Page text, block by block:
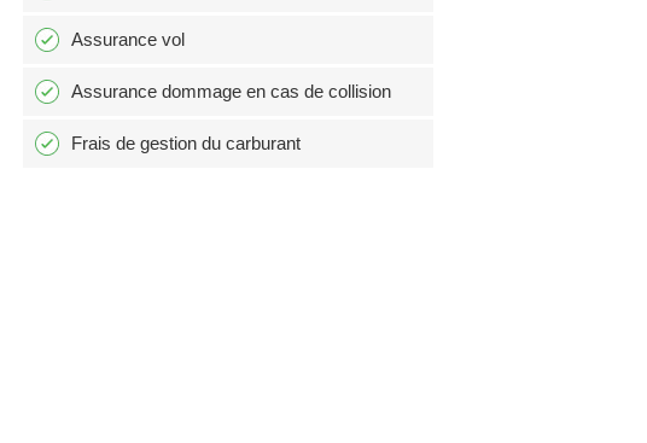
Assurance vol
Assurance dommage en cas de collision
Frais de gestion du carburant